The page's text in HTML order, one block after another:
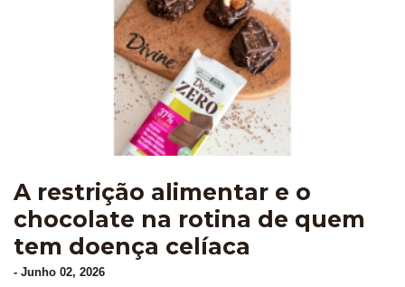
A restrição alimentar e o
chocolate na rotina de quem
tem doença celíaca
- Junho 02, 2026